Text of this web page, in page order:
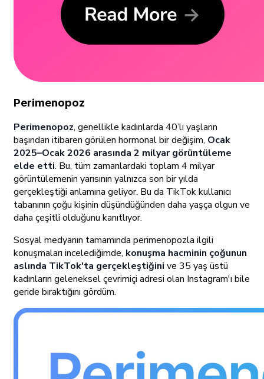
Perimenopoz
Perimenopoz, genellikle kadınlarda 40’lı yaşların
başından itibaren görülen hormonal bir değişim, Ocak
2025–Ocak 2026 arasında 2 milyar görüntüleme
elde etti. Bu, tüm zamanlardaki toplam 4 milyar
görüntülemenin yarısının yalnızca son bir yılda
gerçekleştiği anlamına geliyor. Bu da TikTok kullanıcı
tabanının çoğu kişinin düşündüğünden daha yaşça olgun ve
daha çeşitli olduğunu kanıtlıyor.
Sosyal medyanın tamamında perimenopozla ilgili
konuşmaları incelediğimde, konuşma hacminin çoğunun
aslında TikTok'ta gerçekleştiğini ve 35 yaş üstü
kadınların geleneksel çevrimiçi adresi olan Instagram'ı bile
geride bıraktığını gördüm.